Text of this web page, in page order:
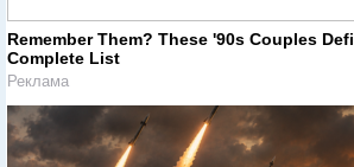
Remember Them? These '90s Couples
Complete List
Реклама